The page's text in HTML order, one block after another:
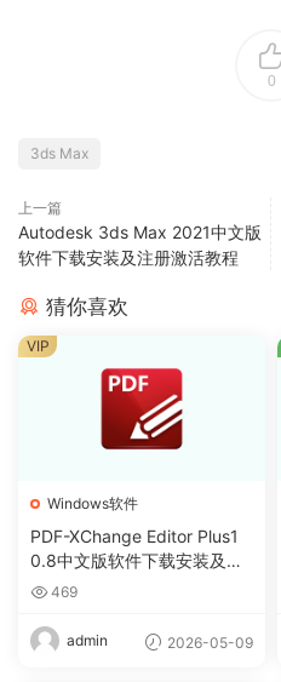
0
3ds Max
上一篇
Autodesk 3ds Max 2021中文版
软件下载安装及注册激活教程
猜你喜欢
Windows软件
PDF-XChange Editor Plus1
0.8中文版软件下载安装及注
册激活教程
469
admin 2026-05-09
VIP